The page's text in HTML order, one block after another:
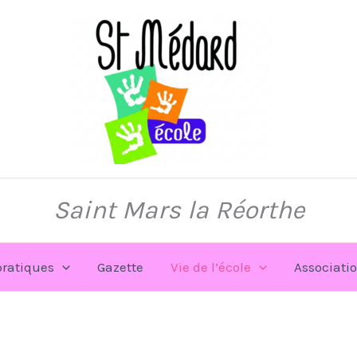
Saint Mars la Réorthe
Gazette Vie de l’école